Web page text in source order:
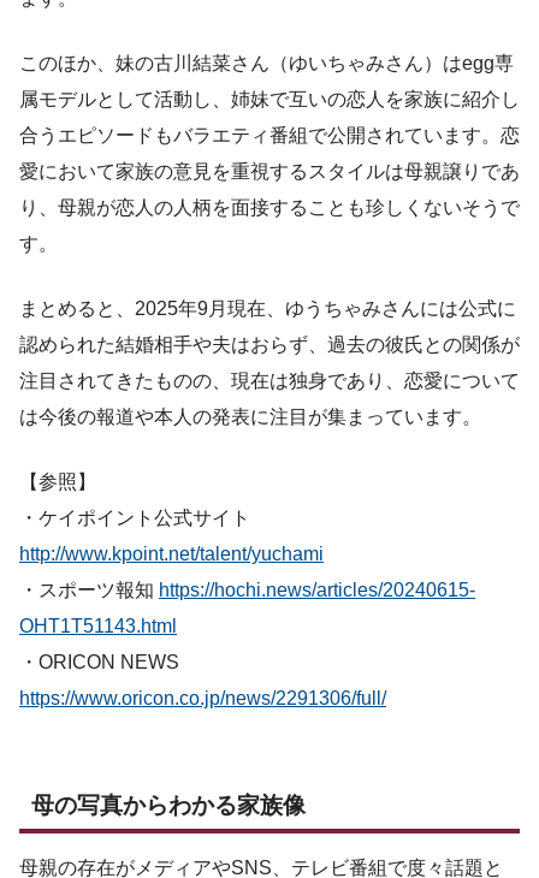
このほか、妹の古川結菜さん（ゆいちゃみさん）はegg専
属モデルとして活動し、姉妹で互いの恋人を家族に紹介し
合うエピソードもバラエティ番組で公開されています。恋
愛において家族の意見を重視するスタイルは母親譲りであ
り、母親が恋人の人柄を面接することも珍しくないそうで
す。
まとめると、2025年9月現在、ゆうちゃみさんには公式に
認められた結婚相手や夫はおらず、過去の彼氏との関係が
注目されてきたものの、現在は独身であり、恋愛について
は今後の報道や本人の発表に注目が集まっています。
【参照】
・ケイポイント公式サイト
http://www.kpoint.net/talent/yuchami
・スポーツ報知 https://hochi.news/articles/20240615-
OHT1T51143.html
・ORICON NEWS
https://www.oricon.co.jp/news/2291306/full/
母の写真からわかる家族像
母親の存在がメディアやSNS、テレビ番組で度々話題と